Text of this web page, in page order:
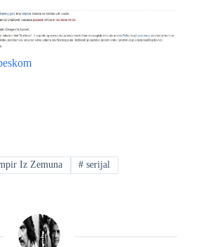
Iz Zemuna # serijal